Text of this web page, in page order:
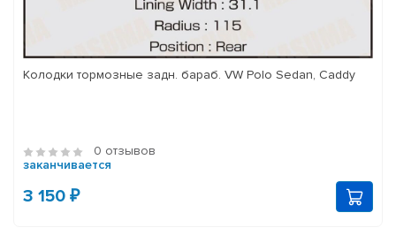
Колодки тормозные задн. бараб. VW Polo Sedan, Caddy
0 отзывов
заканчивается
3 150 ₽